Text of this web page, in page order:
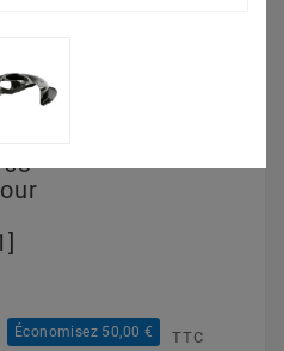
Économisez 50,00 € TTC